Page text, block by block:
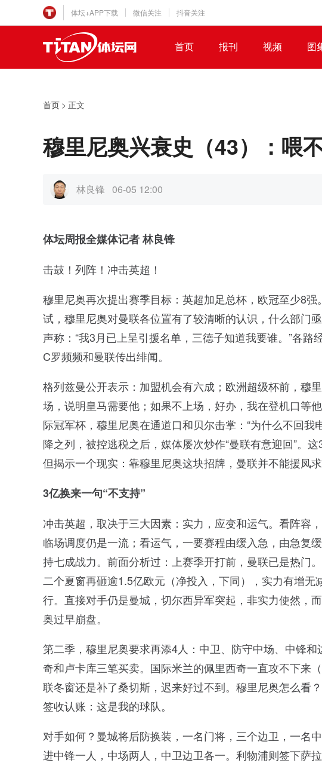
体坛+APP下载 微信关注 抖音关注
首页 报刊 视频 图
首页 > 正文
穆里尼奥兴衰史（43）：喂
林良锋 06-05 12:00
体坛周报全媒体记者 林良锋
击鼓！列阵！冲击英超！
穆里尼奥再次提出赛季目标：英超加足总杯，欧冠至少8
试，穆里尼奥对曼联各位置有了较清晰的认识，什么部门
声称：“我3月已上呈引援名单，三德子知道我要谁。”各路
C罗频频和曼联传出绯闻。
格列兹曼公开表示：加盟机会有六成；欧洲超级杯前，穆
场，说明皇马需要他；如果不上场，好办，我在登机口等
际冠军杯，穆里尼奥在通道口和贝尔击掌：“为什么不回我
降之列，被控逃税之后，媒体屡次炒作“曼联有意迎回”。
但揭示一个现实：靠穆里尼奥这块招牌，曼联并不能援凤求
3亿换来一句“不支持”
冲击英超，取决于三大因素：实力，应变和运气。看阵容
临场调度仍是一流；看运气，一要赛程由缓入急，由急复
持七成战力。前面分析过：上赛季开打前，曼联已是热门
二个夏窗再砸逾1.5亿欧元（净投入，下同），实力有增
行。直接对手仍是曼城，切尔西异军突起，非实力使然，
奥过早崩盘。
第二季，穆里尼奥要求再添4人：中卫、防守中场、中锋
奇和卢卡库三笔买卖。国际米兰的佩里西奇一直攻不下来
联冬窗还是补了桑切斯，迟来好过不到。穆里尼奥怎么看
签收认账：这是我的球队。
对手如何？曼城将后防换装，一名门将，三个边卫，一名
进中锋一人，中场两人，中卫边卫各一。利物浦则签下萨